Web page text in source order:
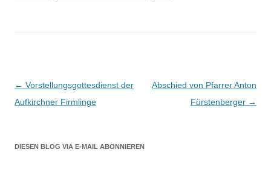
Beitragsnavigation
← Vorstellungsgottesdienst der
Aufkirchner Firmlinge
Abschied von Pfarrer Anton
Fürstenberger →
DIESEN BLOG VIA E-MAIL ABONNIEREN